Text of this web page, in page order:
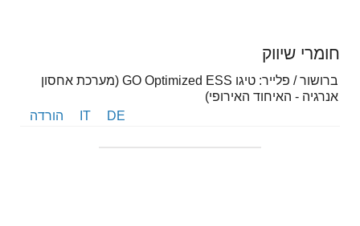
חומרי שיווק
ברושור / פלייר: טיגו GO Optimized ESS (מערכת אחסון
אנרגיה - האיחוד האירופי)
DE
IT הורדה